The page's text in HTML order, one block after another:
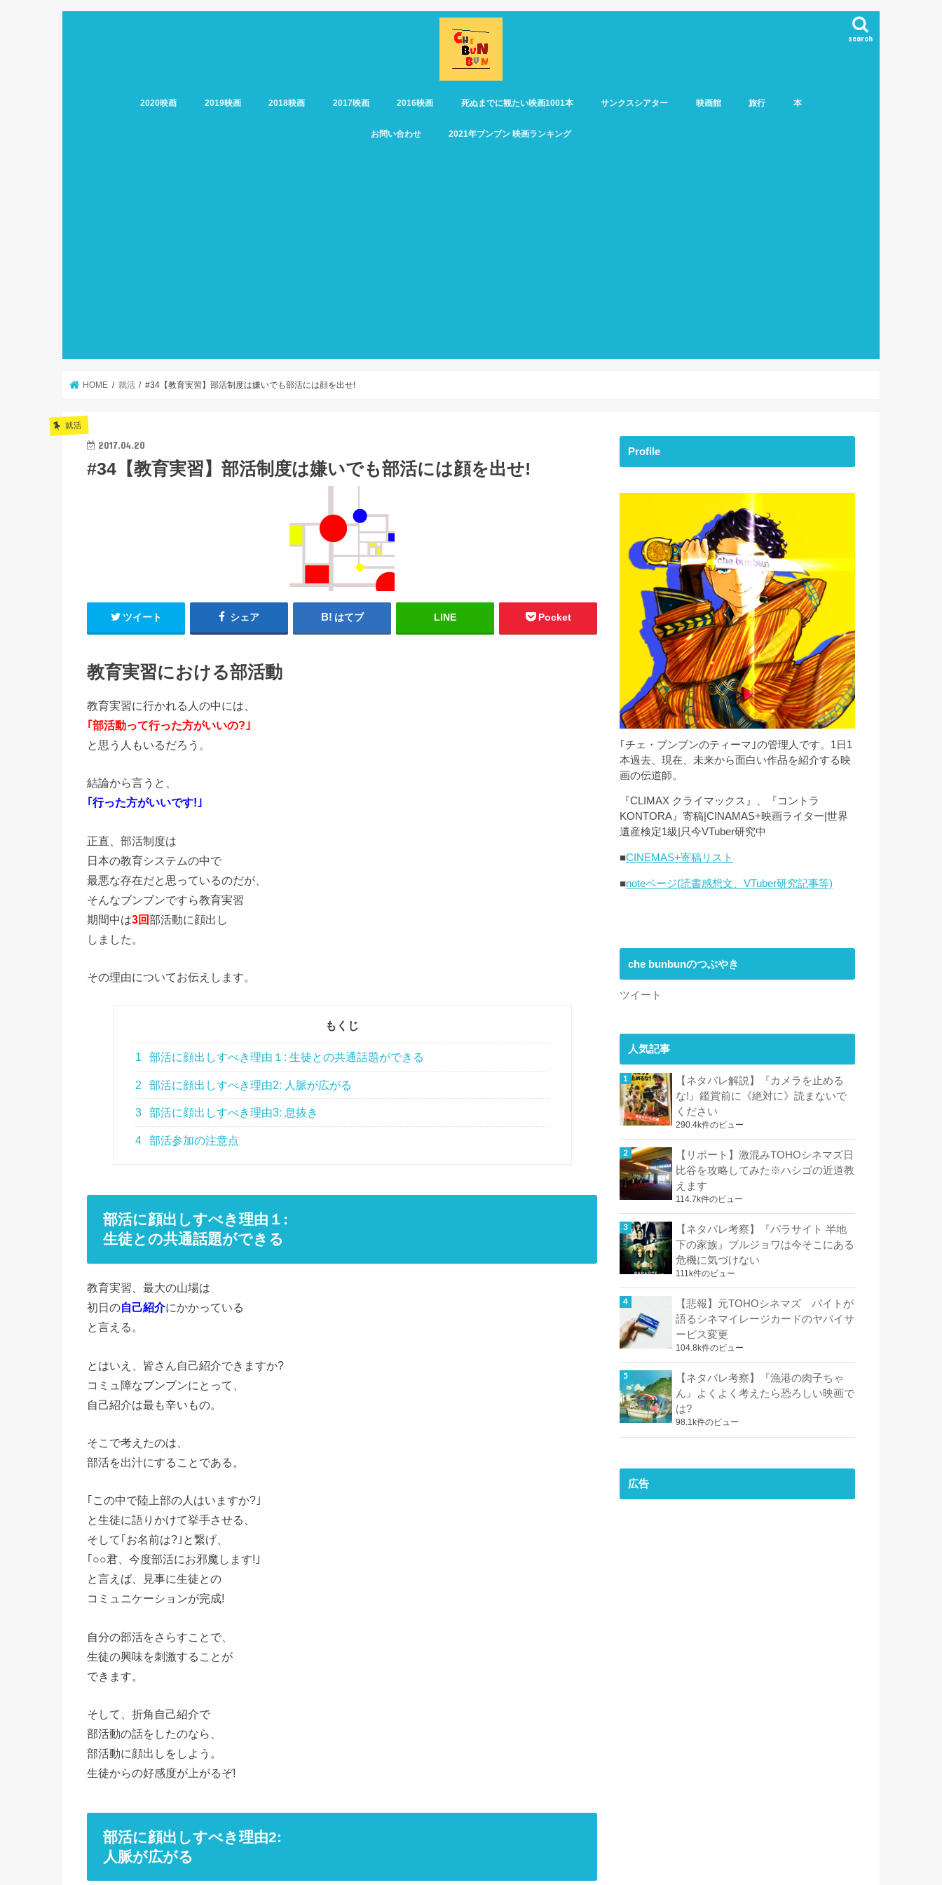
search
2020映画 2019映画 2018映画 2017映画 2016映画 死ぬまでに観たい映画1001本 サンクスシアター 映画館 旅行 本
お問い合わせ 2021年ブンブン 映画ランキング
HOME 就活 #34【教育実習】部活制度は嫌いでも部活には顔を出せ!
就活
2017.04.20
#34【教育実習】部活制度は嫌いでも部活には顔を出せ!
ツイート シェア はてブ LINE Pocket
教育実習における部活動
教育実習に行かれる人の中には、
｢部活動って行った方がいいの?｣
と思う人もいるだろう。
結論から言うと、
｢行った方がいいです!｣
正直、部活制度は
日本の教育システムの中で
最悪な存在だと思っているのだが、
そんなブンブンですら教育実習
期間中は3回部活動に顔出し
しました。
その理由についてお伝えします。
もくじ
1 部活に顔出しすべき理由１: 生徒との共通話題ができる
2 部活に顔出しすべき理由2: 人脈が広がる
3 部活に顔出しすべき理由3: 息抜き
4 部活参加の注意点
部活に顔出しすべき理由１:
生徒との共通話題ができる
教育実習、最大の山場は
初日の自己紹介にかかっている
と言える。
とはいえ、皆さん自己紹介できますか?
コミュ障なブンブンにとって、
自己紹介は最も辛いもの。
そこで考えたのは、
部活を出汁にすることである。
｢この中で陸上部の人はいますか?｣
と生徒に語りかけて挙手させる、
そして｢お名前は?｣と繋げ、
｢○○君、今度部活にお邪魔します!｣
と言えば、見事に生徒との
コミュニケーションが完成!
自分の部活をさらすことで、
生徒の興味を刺激することが
できます。
そして、折角自己紹介で
部活動の話をしたのなら、
部活動に顔出しをしよう。
生徒からの好感度が上がるぞ!
部活に顔出しすべき理由2:
人脈が広がる
Profile
｢チェ・ブンブンのティーマ｣の管理人です。1日1
本過去、現在、未来から面白い作品を紹介する映
画の伝道師。
『CLIMAX クライマックス』、『コントラ
KONTORA』寄稿|CINAMAS+映画ライター|世界
遺産検定1級|只今VTuber研究中
■CINEMAS+寄稿リスト
■noteページ(読書感想文、VTuber研究記事等)
che bunbunのつぶやき
ツイート
人気記事
【ネタバレ解説】『カメラを止める
な!』鑑賞前に《絶対に》読まないで
ください
290.4k件のビュー
【リポート】激混みTOHOシネマズ日
比谷を攻略してみた※ハシゴの近道教
えます
114.7k件のビュー
【ネタバレ考察】『パラサイト 半地
下の家族』ブルジョワは今そこにある
危機に気づけない
111k件のビュー
【悲報】元TOHOシネマズ バイトが
語るシネマイレージカードのヤバイサ
ービス変更
104.8k件のビュー
【ネタバレ考察】『漁港の肉子ちゃ
ん』よくよく考えたら恐ろしい映画で
は?
98.1k件のビュー
広告